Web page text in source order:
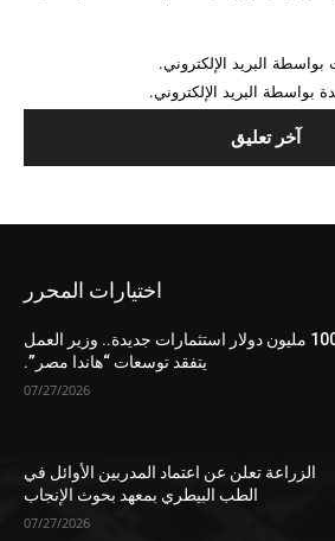
بواسطة البريد الإلكتروني.
بواسطة البريد الإلكتروني.
اختيارات المحرر
100 مليون دولار استثمارات جديدة.. وزير العمل
يتفقد توسعات “هاندا مصر”.
07/27/2026
الزراعة تعلن عن اعتماد المدربين الأوائل في
الطب البيطري بمعهد بحوث الإنجاب
07/27/2026